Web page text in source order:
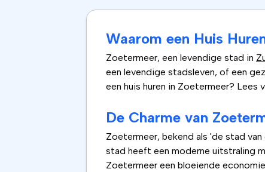
Waarom een Huis
Zoetermeer, een levendige stad in
een levendige stadsleven, of een
een huis huren in Zoetermeer?
De Charme van
Zoetermeer, bekend als 'de stad
stad heeft een moderne uitstraling
Zoetermeer een bloeiende